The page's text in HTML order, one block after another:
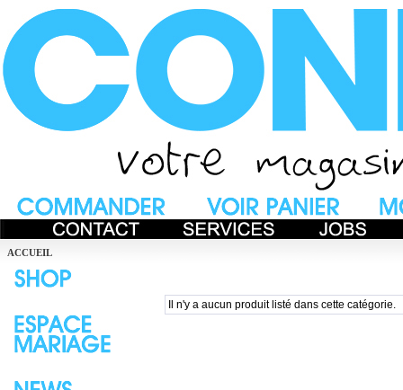
ACCUEIL
Il n'y a aucun produit listé dans cette catégorie.